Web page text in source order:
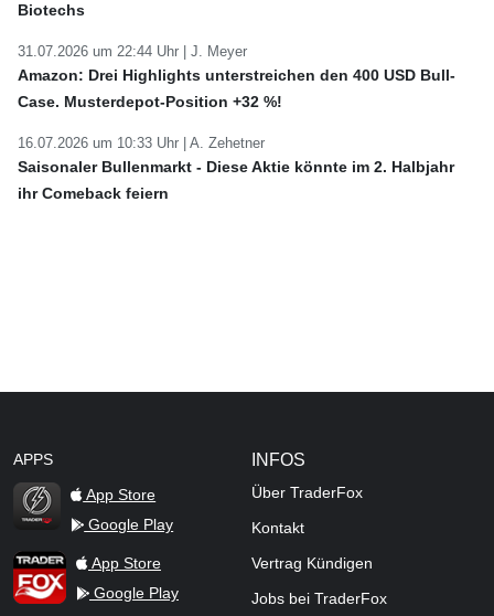
Biotechs
31.07.2026 um 22:44 Uhr | J. Meyer
Amazon: Drei Highlights unterstreichen den 400 USD Bull-
Case. Musterdepot-Position +32 %!
16.07.2026 um 10:33 Uhr | A. Zehetner
Saisonaler Bullenmarkt - Diese Aktie könnte im 2. Halbjahr
ihr Comeback feiern
APPS
TraderFox Flash
App Store
Google Play
TraderFox AppApp Store
Google Play
INFOS
Über TraderFox
Kontakt
Vertrag Kündigen
Jobs bei TraderFox